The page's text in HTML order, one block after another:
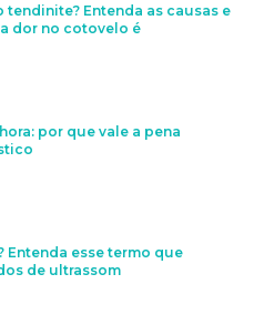
tendinite? Entenda as causas e
dor no cotovelo é
por que vale a pena
Entenda esse termo que
de ultrassom